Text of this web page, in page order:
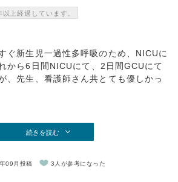
上経過しています。
ぐ新生児一過性多呼吸のため、NICUに
から6日間NICUにて、2日間GCUにて
、先生、看護師さん共とても優しかっ
続きを読む
09月投稿 3人が参考になった